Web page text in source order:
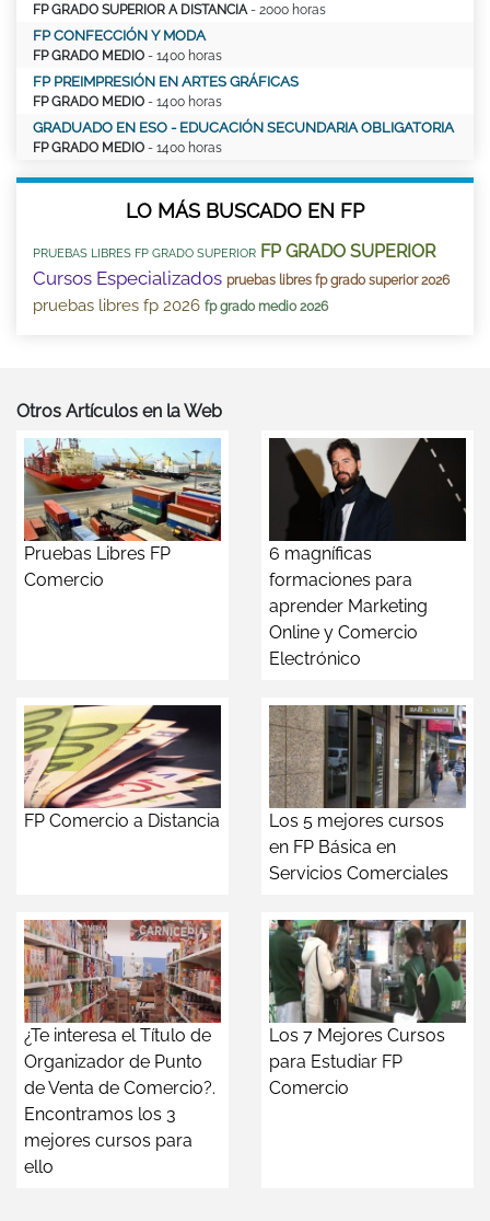
FP GRADO SUPERIOR A DISTANCIA- 2000 horas
FP CONFECCIÓN Y MODA
FP GRADO MEDIO - 1400 horas
FP PREIMPRESIÓN EN ARTES GRÁFICAS
FP GRADO MEDIO - 1400 horas
GRADUADO EN ESO - EDUCACIÓN SECUNDARIA OBLIGATORIA
FP GRADO MEDIO - 1400 horas
LO MÁS BUSCADO EN FP
PRUEBAS LIBRES FP GRADO SUPERIOR FP GRADO SUPERIOR
Cursos Especializados pruebas libres fp grado superior 2026
pruebas libres fp 2026 fp grado medio 2026
Otros Artículos en la Web
Pruebas Libres FP
Comercio
6 magníficas
formaciones para
aprender Marketing
Online y Comercio
Electrónico
FP Comercio a Distancia
Los 5 mejores cursos
en FP Básica en
Servicios Comerciales
¿Te interesa el Título de
Organizador de Punto
de Venta de Comercio?.
Encontramos los 3
mejores cursos para
ello
Los 7 Mejores Cursos
para Estudiar FP
Comercio